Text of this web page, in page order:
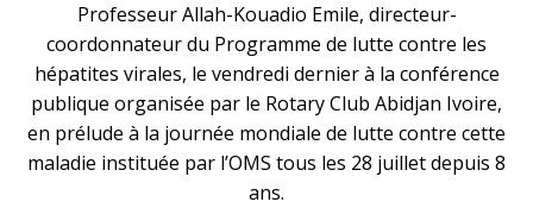
Professeur Allah-Kouadio Emile, directeur-
coordonnateur du Programme de lutte contre les
hépatites virales, le vendredi dernier à la conférence
publique organisée par le Rotary Club Abidjan Ivoire,
en prélude à la journée mondiale de lutte contre cette
maladie instituée par l’OMS tous les 28 juillet depuis 8
ans.